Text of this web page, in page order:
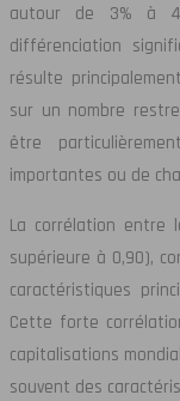
autour de 3% à
différenciation
résulte
sur un nombre
être
importantes ou de
La corrélation entre
supérieure à 0,90),
caractéristiques
Cette forte
capitalisations
souvent des